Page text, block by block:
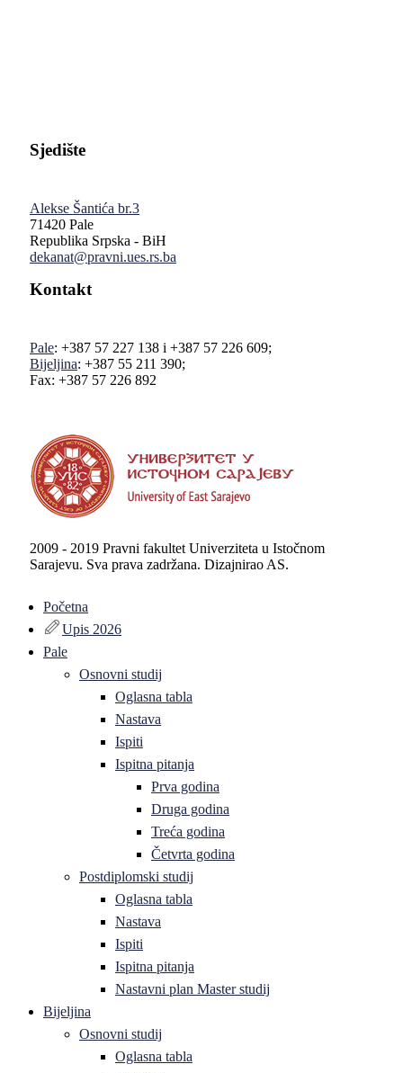
Sjedište
Alekse Šantića br.3
71420 Pale
Republika Srpska - BiH
dekanat@pravni.ues.rs.ba
Kontakt
Pale: +387 57 227 138 i +387 57 226 609;
Bijeljina: +387 55 211 390;
Fax: +387 57 226 892
2009 - 2019 Pravni fakultet Univerziteta u Istočnom
Sarajevu. Sva prava zadržana. Dizajnirao AS.
Početna
Upis 2026
Pale
Osnovni studij
Oglasna tabla
Nastava
Ispiti
Ispitna pitanja
Prva godina
Druga godina
Treća godina
Četvrta godina
Postdiplomski studij
Oglasna tabla
Nastava
Ispiti
Ispitna pitanja
Nastavni plan Master studij
Bijeljina
Osnovni studij
Oglasna tabla